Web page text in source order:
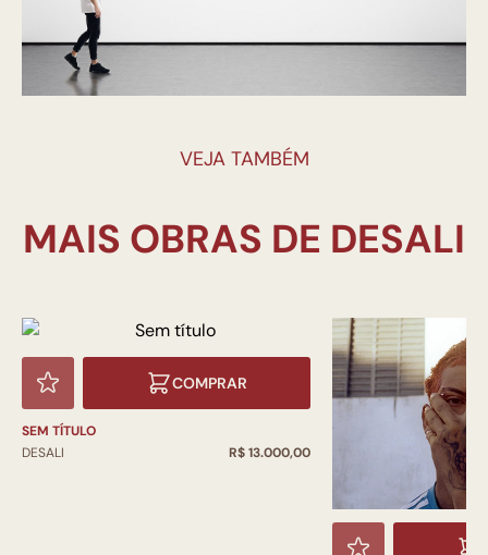
VEJA TAMBÉM
COMPRAR
SEM TÍTULO
DESALI
R$ 13.000,00